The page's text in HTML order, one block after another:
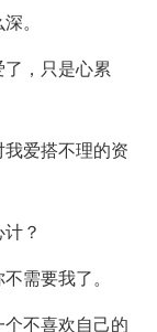
。
，只是心累
爱搭不理的资
？
需要我了。
不喜欢自己的